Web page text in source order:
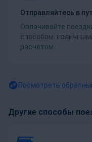
Отправляйтесь в
Оплачивайте
способом:
расчетом.
Посмотреть
Другие способы